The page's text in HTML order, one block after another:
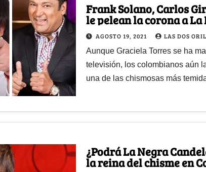
Frank Solano, Carlos
le pelean la corona a La
Candela como el más
Colombia
AGOSTO 19, 2021 LAS DOS
Aunque Graciela Torres se ha
televisión, los colombianos aún
una de las chismosas más
¿Podrá La Negra
la reina del chisme en